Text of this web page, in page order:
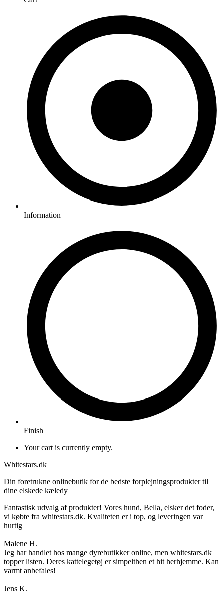
Information
Finish
Your cart is currently empty.
Whitestars.dk
Din foretrukne onlinebutik for de bedste forplejningsprodukter til
dine elskede kæledy
Fantastisk udvalg af produkter! Vores hund, Bella, elsker det foder,
vi købte fra whitestars.dk. Kvaliteten er i top, og leveringen var
hurtig
Malene H.
Jeg har handlet hos mange dyrebutikker online, men whitestars.dk
topper listen. Deres kattelegetøj er simpelthen et hit herhjemme. Kan
varmt anbefales!
Jens K.